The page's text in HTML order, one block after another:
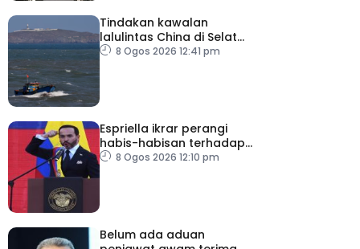
Tindakan kawalan
lalulintas China di Selat
Taiwan ‘tidak masuk akal’
8 Ogos 2026 12:41 pm
Espriella ikrar perangi
habis-habisan terhadap
pengganas narkotik
8 Ogos 2026 12:10 pm
Belum ada aduan